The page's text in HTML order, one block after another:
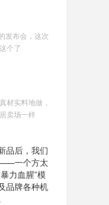
发布会，这次
个了
材实料地做，
卖场一样
品后，我们
一个方太
力血腥”模
品牌各种机